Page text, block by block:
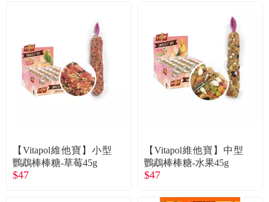
【Vitapol維他寶】小型
鸚鵡棒棒糖-草莓45g
$47
【Vitapol維他寶】中型
鸚鵡棒棒糖-水果45g
$47